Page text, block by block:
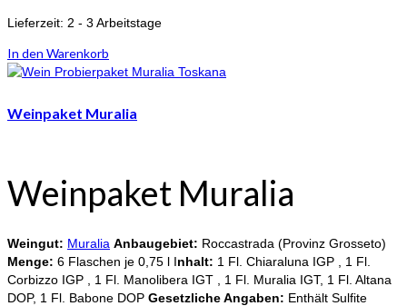
Lieferzeit: 2 - 3 Arbeitstage
In den Warenkorb
Weinpaket Muralia
Weinpaket Muralia
Weingut: Muralia Anbaugebiet: Roccastrada (Provinz Grosseto)
Menge: 6 Flaschen je 0,75 l Inhalt: 1 Fl. Chiaraluna IGP , 1 Fl.
Corbizzo IGP , 1 Fl. Manolibera IGT , 1 Fl. Muralia IGT, 1 Fl. Altana
DOP, 1 Fl. Babone DOP Gesetzliche Angaben: Enthält Sulfite